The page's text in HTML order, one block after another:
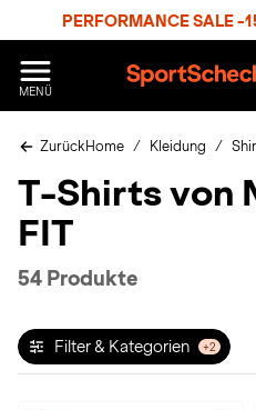
PERFORMANCE SALE -
MENÜ
p
r
S
c
ZurückHome Kleidung
T-Shirts von
FIT
54 Produkte
Filter & Kategorien +2